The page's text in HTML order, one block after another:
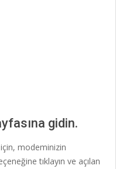
gidin.
için, modeminizin
tıklayın ve açılan